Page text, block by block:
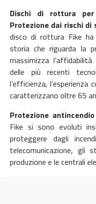
Dischi di rottura
Protezione dai rischi di
disco di rottura Fike
storia che riguarda la
massimizza
delle più recenti
l’efficienza, l’esperienza
caratterizzano oltre 65
Protezione
Fike si sono evoluti
proteggere dagli
telecomunicazione, gli
produzione e le centrali